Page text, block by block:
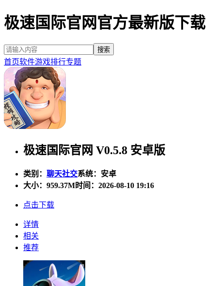
极速国际官网官方最新版下载
首页软件游戏排行专题
极速国际官网 V0.5.8 安卓版
类别： 聊天社交系统：安卓
大小： 959.37M时间：2026-08-10 19:16
点击下载
详情
相关
推荐